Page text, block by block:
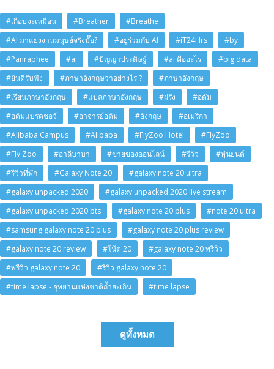
#เกือบจะเหมือน #Breather
#Breathe
#AI มาแย่งงานมนุษย์จริงมั๊ย?
#อยู่ร่วมกับ AI #iT24Hrs
#by
#Panraphee
#ai #ปัญญาประดิษฐ์ #ai คืออะไร
#big data
#ยินดีรับฟัง
#ภาษาอังกฤษว่าอย่างไร ?
#ภาษาอังกฤษ
#เรียนภาษาอังกฤษ
#แปลภาษาอังกฤษ #ฝรั่ง
#อดัม
#อดัมแบรดชอว์
#อาจารย์อดัม #อังกฤษ
#อเมริกา
#Alibaba Campus
#Alibaba #FlyZoo Hotel
#FlyZoo
#Fly Zoo
#อาลีบาบา #ขายของออนไลน์ #รีวิว
#หุ่นยนต์
#รีวิวที่พัก
#Galaxy Note 20
#galaxy note 20 ultra
#galaxy unpacked 2020
#galaxy unpacked 2020 live stream
#galaxy unpacked 2020 bts
#galaxy note 20 plus
#note 20 ultra
#samsung galaxy note 20 plus
#galaxy note 20 plus review
#galaxy note 20 review
#โน้ต 20
#galaxy note 20 พรีวิว
#พรีวิว galaxy note 20
#รีวิว galaxy note 20
#time lapse - อุทยานแห่งชาติถ้ำสะเกิน
#time lapse
ดูทั้งหมด